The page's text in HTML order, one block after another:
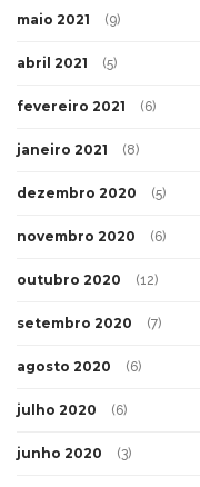
maio 2021 (9)
abril 2021 (5)
fevereiro 2021 (6)
janeiro 2021 (8)
dezembro 2020 (5)
novembro 2020 (6)
outubro 2020 (12)
setembro 2020 (7)
agosto 2020 (6)
julho 2020 (6)
junho 2020 (3)